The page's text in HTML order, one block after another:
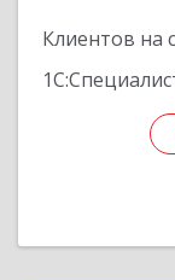
Клиентов на